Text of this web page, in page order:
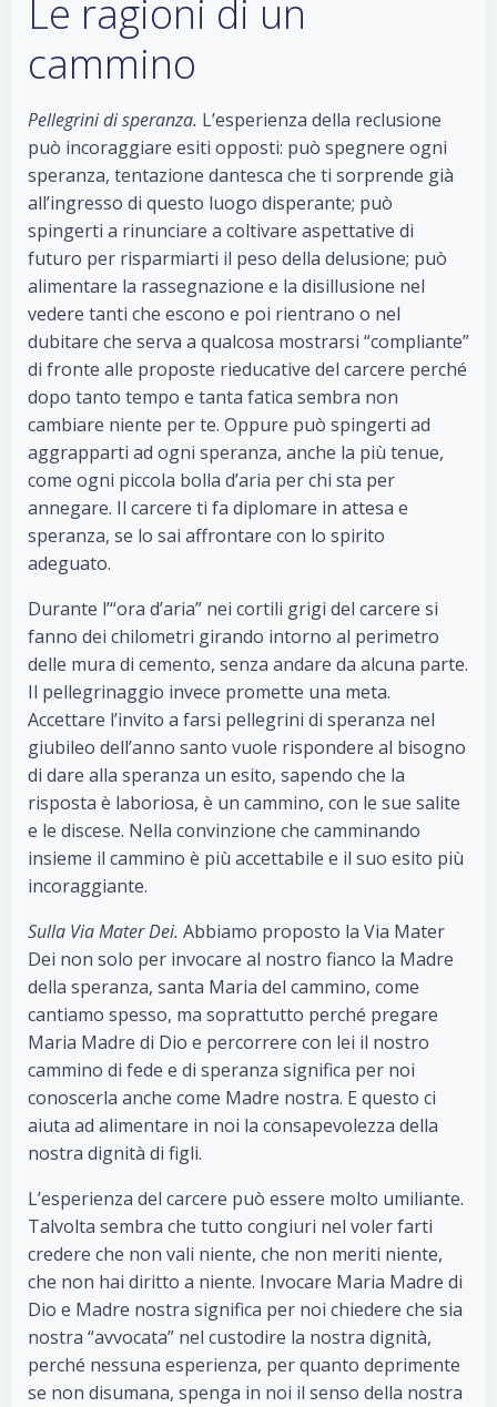
Le ragioni di un
cammino
Pellegrini di speranza. L’esperienza della reclusione
può incoraggiare esiti opposti: può spegnere ogni
speranza, tentazione dantesca che ti sorprende già
all’ingresso di questo luogo disperante; può
spingerti a rinunciare a coltivare aspettative di
futuro per risparmiarti il peso della delusione; può
alimentare la rassegnazione e la disillusione nel
vedere tanti che escono e poi rientrano o nel
dubitare che serva a qualcosa mostrarsi “compliante”
di fronte alle proposte rieducative del carcere perché
dopo tanto tempo e tanta fatica sembra non
cambiare niente per te. Oppure può spingerti ad
aggrapparti ad ogni speranza, anche la più tenue,
come ogni piccola bolla d’aria per chi sta per
annegare. Il carcere ti fa diplomare in attesa e
speranza, se lo sai affrontare con lo spirito
adeguato.
Durante l’“ora d’aria” nei cortili grigi del carcere si
fanno dei chilometri girando intorno al perimetro
delle mura di cemento, senza andare da alcuna parte.
Il pellegrinaggio invece promette una meta.
Accettare l’invito a farsi pellegrini di speranza nel
giubileo dell’anno santo vuole rispondere al bisogno
di dare alla speranza un esito, sapendo che la
risposta è laboriosa, è un cammino, con le sue salite
e le discese. Nella convinzione che camminando
insieme il cammino è più accettabile e il suo esito più
incoraggiante.
Sulla Via Mater Dei. Abbiamo proposto la Via Mater
Dei non solo per invocare al nostro fianco la Madre
della speranza, santa Maria del cammino, come
cantiamo spesso, ma soprattutto perché pregare
Maria Madre di Dio e percorrere con lei il nostro
cammino di fede e di speranza significa per noi
conoscerla anche come Madre nostra. E questo ci
aiuta ad alimentare in noi la consapevolezza della
nostra dignità di figli.
L’esperienza del carcere può essere molto umiliante.
Talvolta sembra che tutto congiuri nel voler farti
credere che non vali niente, che non meriti niente,
che non hai diritto a niente. Invocare Maria Madre di
Dio e Madre nostra significa per noi chiedere che sia
nostra “avvocata” nel custodire la nostra dignità,
perché nessuna esperienza, per quanto deprimente
se non disumana, spenga in noi il senso della nostra